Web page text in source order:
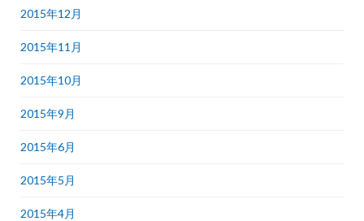
2015年12月
2015年11月
2015年10月
2015年9月
2015年6月
2015年5月
2015年4月